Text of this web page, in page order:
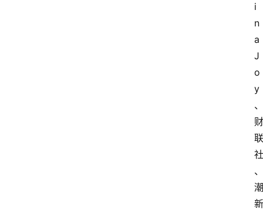
i
n
a
J
o
y
、
财
联
社
、
潮
新